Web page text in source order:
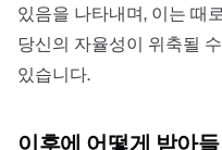
있음을 나타내며, 이는 때
당신의 자율성이 위축될
있습니다.
이후에 어떻게 받아